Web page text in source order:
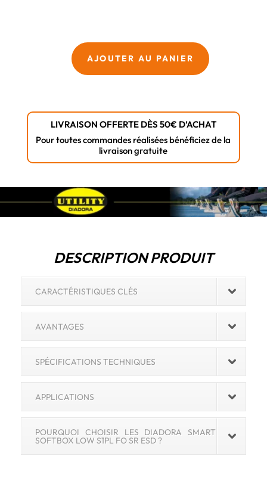
Softbox
S1
PL
SR
ESD
AJOUTER AU PANIER
LIVRAISON OFFERTE DÈS 50€ D’ACHAT
Pour toutes commandes réalisées bénéficiez de la
livraison gratuite
DESCRIPTION PRODUIT
CARACTÉRISTIQUES CLÉS
AVANTAGES
SPÉCIFICATIONS TECHNIQUES
APPLICATIONS
POURQUOI CHOISIR LES DIADORA SMART
SOFTBOX LOW S1PL FO SR ESD ?